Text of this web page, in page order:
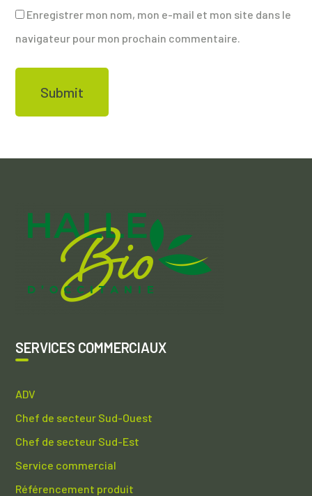
Enregistrer mon nom, mon e-mail et mon site dans le
navigateur pour mon prochain commentaire.
SERVICES COMMERCIAUX
ADV
Chef de secteur Sud-Ouest
Chef de secteur Sud-Est
Service commercial
Référencement produit